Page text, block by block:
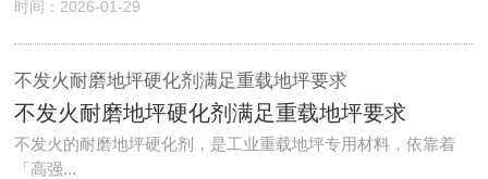
时间：2026-01-29
不发火耐磨地坪硬化剂满足重载地坪要求
不发火耐磨地坪硬化剂满足重载地坪要求
不发火的耐磨地坪硬化剂，是工业重载地坪专用材料，依靠着
「高强...